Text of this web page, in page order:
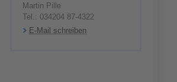
Martin Pille
Tel.: 034204 87-4322
E-Mail schreiben